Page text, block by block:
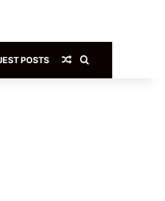
POSTS Article Aléatoire